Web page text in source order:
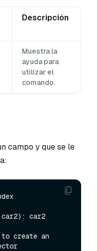
Descripción
Muestra la
ayuda para
utilizar el
comando.
campo y que se le
car2
create an